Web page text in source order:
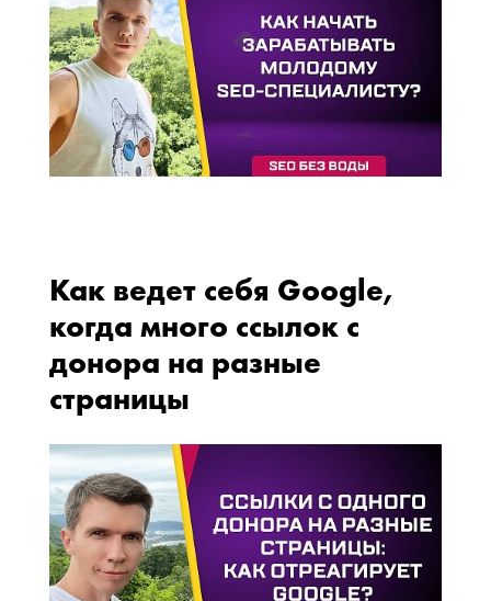
Как ведет себя Google,
когда много ссылок с
донора на разные
страницы